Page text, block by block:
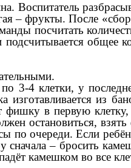
– фрукты. После
посчитать
общее
клетки, у
из
в первую
остановиться,
по очереди. Если
– бросить
камешком во все